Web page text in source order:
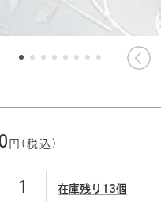
円(税込)
在庫残り13個